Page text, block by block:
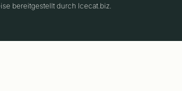
bereitgestellt durch Icecat.biz.